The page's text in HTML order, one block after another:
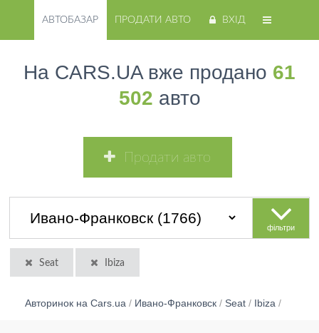
АВТОБАЗАР ПРОДАТИ АВТО ВХІД
На CARS.UA вже продано 61
502 авто
Продати авто
фільтри
Seat Ibiza
Авторинок на Cars.ua / Ивано-Франковск / Seat / Ibiza /